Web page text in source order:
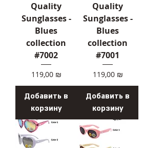
Quality
Sunglasses -
Blues
collection
#7002
Цена
119,00 ₪
Добавить в
корзину
Quality
Sunglasses -
Blues
collection
#7001
Цена
119,00 ₪
Добавить в
корзину